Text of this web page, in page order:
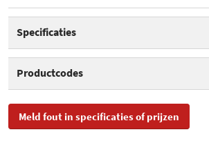
Specificaties
Productcodes
SKU YUA007
Meld fout in specificaties of prijzen